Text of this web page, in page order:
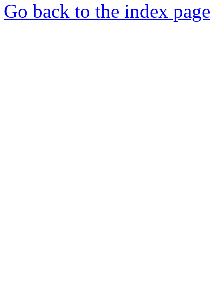
Go back to the index page